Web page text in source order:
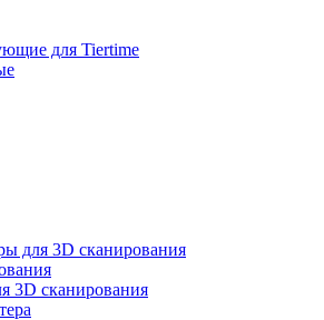
для Tiertime
для 3D сканирования
3D сканирования